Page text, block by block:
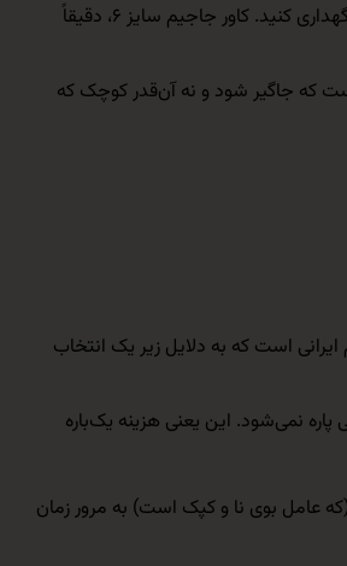
ما می‌دانیم که شما به دنبال یک راهکار ساده، بادوام و شکیل هستید تا وسایل خواب مهمان یا رختخواب‌های فصلی خود را بدون دغدغه کثیفی یا پارگی، در محلی منظم نگهداری کنید. کاور جاجیم سایز ۶، دقیقاً
بزرگ است که جاگیر شود و نه آن‌قدر کوچک که
است که به دلایل زیر یک انتخاب
نمی‌شود. این یعنی هزینه یک‌باره
عامل بوی نا و کپک است) به مرور زمان